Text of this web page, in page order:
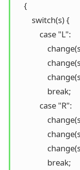
    {
        switch(s) {
            case "L":
                break;
            case "R":
                break;